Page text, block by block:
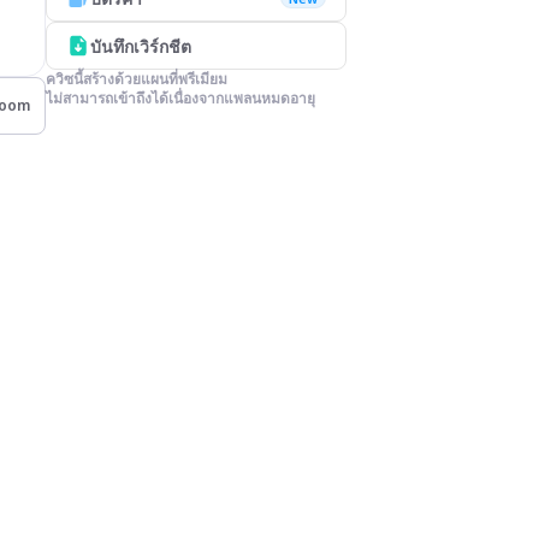
บันทึกเวิร์กชีต
ควิซนี้สร้างด้วยแผนที่พรีเมียม
ไม่สามารถเข้าถึงได้เนื่องจากแพลนหมดอายุ